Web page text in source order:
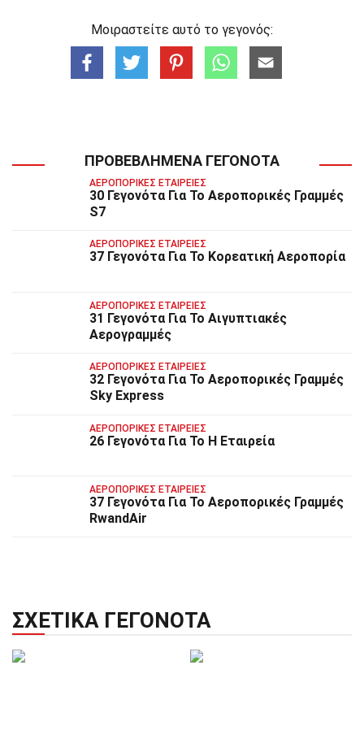
Μοιραστείτε αυτό το γεγονός:
ΠΡΟΒΕΒΛΗΜΈΝΑ ΓΕΓΟΝΌΤΑ
ΑΕΡΟΠΟΡΙΚΈΣ ΕΤΑΙΡΕΊΕΣ
30 Γεγονότα Για Το Αεροπορικές Γραμμές
S7
ΑΕΡΟΠΟΡΙΚΈΣ ΕΤΑΙΡΕΊΕΣ
37 Γεγονότα Για Το Κορεατική Αεροπορία
ΑΕΡΟΠΟΡΙΚΈΣ ΕΤΑΙΡΕΊΕΣ
31 Γεγονότα Για Το Αιγυπτιακές
Αερογραμμές
ΑΕΡΟΠΟΡΙΚΈΣ ΕΤΑΙΡΕΊΕΣ
32 Γεγονότα Για Το Αεροπορικές Γραμμές
Sky Express
ΑΕΡΟΠΟΡΙΚΈΣ ΕΤΑΙΡΕΊΕΣ
26 Γεγονότα Για Το Η Εταιρεία
ΑΕΡΟΠΟΡΙΚΈΣ ΕΤΑΙΡΕΊΕΣ
37 Γεγονότα Για Το Αεροπορικές Γραμμές
RwandAir
ΣΧΕΤΙΚΆ ΓΕΓΟΝΌΤΑ